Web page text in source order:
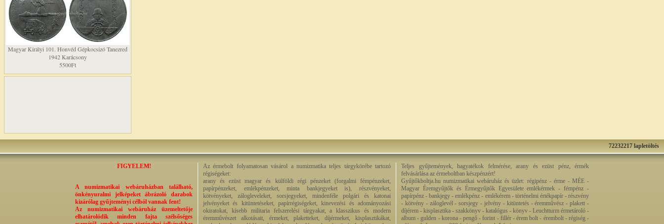
Magyar Királyi 101. Honvéd Gépkocsizó Tanezred
1942 Karácsony
5500Ft
72232217 lapletöltés
FIGYELEM!
A numizmatikai webáruházban található,
önkényuralmi jelképeket ábrázoló darabok
kizárólag gyűjteményi célból vannak fent!
Az numizmatikai webáruház üzemeltetője
elhatárolódik minden fajta szélsőséges
Az érmebolt folyamatosan vásárol a numizmatika teljes tárgykörébe tartozó
régiségeket:
arany és ezüst magyar és külföldi régi pénzeket (forgalmi fémpénzeket,
papírpénzeket, emlékpénzeket, minta bankjegyeket is), részvényeket,
kötvényeket, zálogleveleket, sorsjegyeket, mindenféle polgári és katonai
jelvényeket és kitüntetéseket, papírrégiségeket, kinevezési és adományozási
okiratokat, kisebb militaria felszerelési tárgyakat, a klasszikus és modern
éremművészet alkotásait, érmeket, plaketteket, díjérmeket, kisplasztikákat,
Teljes gyűjtemények, hagyatékok felmérése, arany és ezüst pénz, érmék
felvásárlása az érmeboltban készpénzért!
Gyűjtőkboltja.hu numizmatikai webáruház és üzlet: régipénz - érme - MÉE -
Magyar Éremgyűjtők és Érmegyűjtők Egyesülete emlékérmek - fémpénz -
papírpénz - bankjegy - emlékpénz - emlékérem - történelmi értékpapír - részvény
- kötvény - záloglevél - sorsjegy - jelvény - kitüntetés - éremművész - plakett -
díjérem - kisplasztika - szakkönyv - katalógus - könyv - Leuchtturm érmetároló -
album - gulden - korona - pengő - forint - fillér - érem bolt - érembolt - régiség -